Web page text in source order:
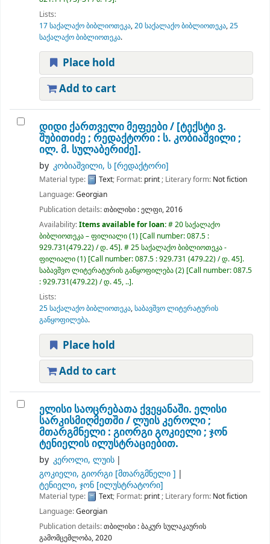
Lists:
17 საქალაქო ბიბლიოთეკა,20 საქალაქო ბიბლიოთეკა,25
საქალაქო ბიბლიოთეკა.
Place hold
Add to cart
დიდი ქართველი მეფეები / [ტექსტი ვ.
შუბითიძე ; რედაქტორი : ს. კობიაშვილი ;
ილ. მ. სულაბერიძე].
by კობიაშვილი, ს [რედაქტორი]
Material type: Text; Format: print ; Literary form: Not fiction
Language:Georgian
Publication details:თბილისი :ელფი,2016
Availability:Items available for loan:# 20 საქალაქო
ბიბლიოთეკა – ფილიალი(1) Call number:087.5 :
929.731(479.22) / დ. 45 .# 25 საქალაქო ბიბლიოთეკა -
ფილიალი(1) Call number:087.5 : 929.731 (479.22) / დ. 45 .
საბავშვო ლიტერატურის განყოფილება(2) Call number:087.5
: 929.731(479.22) / დ. 45, .. .
Lists:
25 საქალაქო ბიბლიოთეკა,საბავშვო ლიტერატურის
განყოფილება.
Place hold
Add to cart
ელისი საოცრებათა ქვეყანაში. ელისი
სარკისმიღმეთში /ლუის კეროლი ;
მთარგმნელი : გიორგი გოკიელი ; ჯონ
ტენიელის ილუსტრაციებით.
by კეროლი, ლუის
გოკიელი, გიორგი [მთარგმნელი ]
ტენიელი, ჯონ [ილუსტრატორი]
Material type: Text; Format: print ; Literary form: Not fiction
Language:Georgian
Publication details:თბილისი :ბაკურ სულაკაურის
გამომცემლობა,2020